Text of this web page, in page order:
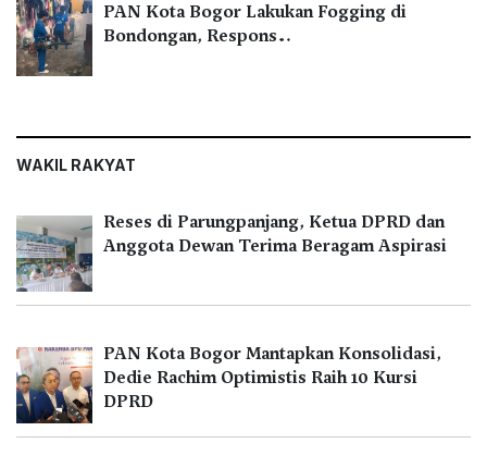
PAN Kota Bogor Lakukan Fogging di
Bondongan, Respons…
WAKIL RAKYAT
Reses di Parungpanjang, Ketua DPRD dan
Anggota Dewan Terima Beragam Aspirasi
PAN Kota Bogor Mantapkan Konsolidasi,
Dedie Rachim Optimistis Raih 10 Kursi
DPRD